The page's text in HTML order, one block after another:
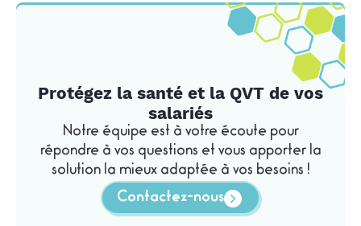
Protégez la santé et la QVT de vos
salariés
Notre équipe est à votre écoute pour
répondre à vos questions et vous apporter la
solution la mieux adaptée à vos besoins !
Contactez-nous